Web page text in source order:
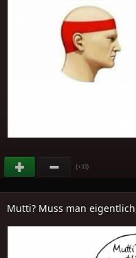
(+33)
Mutti? Muss man